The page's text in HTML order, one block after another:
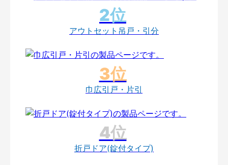
アウトセット吊戸・引分
巾広引戸・片引
折戸ドア(錠付タイプ)